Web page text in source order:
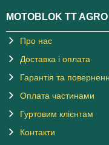
MOTOBLOK TT
Про нас
Доставка і оплата
Гарантія та
Оплата частинами
Гуртовим клієнтам
Контакти